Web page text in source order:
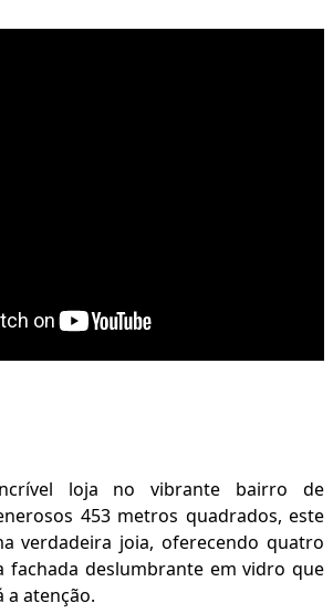
loja no vibrante bairro de
453 metros quadrados, este
verdadeira joia, oferecendo quatro
fachada deslumbrante em vidro que
atenção.